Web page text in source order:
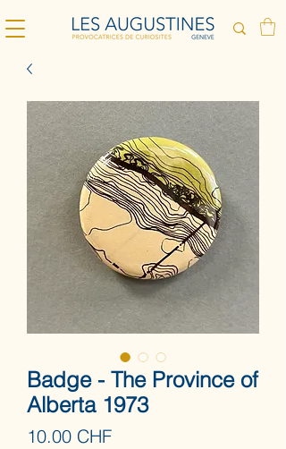
Badge - The Province of
Alberta 1973
10.00 CHFPrix